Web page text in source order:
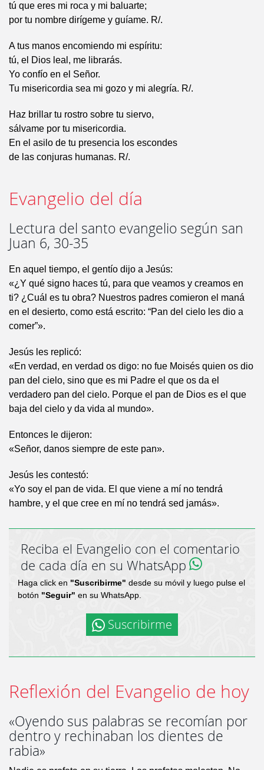
tú que eres mi roca y mi baluarte;
por tu nombre dirígeme y guíame. R/.
A tus manos encomiendo mi espíritu:
tú, el Dios leal, me librarás.
Yo confío en el Señor.
Tu misericordia sea mi gozo y mi alegría. R/.
Haz brillar tu rostro sobre tu siervo,
sálvame por tu misericordia.
En el asilo de tu presencia los escondes
de las conjuras humanas. R/.
Evangelio del día
Lectura del santo evangelio según san
Juan 6, 30-35
En aquel tiempo, el gentío dijo a Jesús:
«¿Y qué signo haces tú, para que veamos y creamos en
ti? ¿Cuál es tu obra? Nuestros padres comieron el maná
en el desierto, como está escrito: “Pan del cielo les dio a
comer”».
Jesús les replicó:
«En verdad, en verdad os digo: no fue Moisés quien os dio
pan del cielo, sino que es mi Padre el que os da el
verdadero pan del cielo. Porque el pan de Dios es el que
baja del cielo y da vida al mundo».
Entonces le dijeron:
«Señor, danos siempre de este pan».
Jesús les contestó:
«Yo soy el pan de vida. El que viene a mí no tendrá
hambre, y el que cree en mí no tendrá sed jamás».
Reciba el Evangelio con el comentario
de cada día en su WhatsApp
Haga click en "Suscribirme" desde su móvil y luego pulse el
botón "Seguir" en su WhatsApp.
Suscribirme
Reflexión del Evangelio de hoy
«Oyendo sus palabras se recomían por
dentro y rechinaban los dientes de
rabia»